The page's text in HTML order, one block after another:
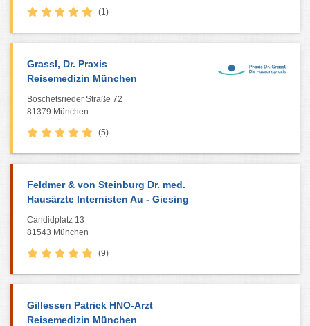
(1)
Grassl, Dr. Praxis
Reisemedizin München
Boschetsrieder Straße 72
81379 München
(5)
Feldmer & von Steinburg Dr. med.
Hausärzte Internisten Au - Giesing
Candidplatz 13
81543 München
(9)
Gillessen Patrick HNO-Arzt
Reisemedizin München